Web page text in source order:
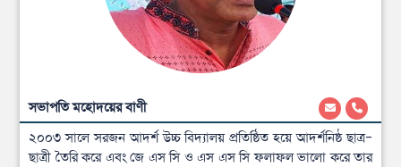
সভাপতি মহোদয়ের বাণী
২০০৩ সালে সরজন আদর্শ উচ্চ বিদ্যালয় প্রতিষ্ঠিত হয়ে আদর্শনিষ্ঠ ছাত্র-
ছাত্রী তৈরি করে‎ এবং জে এস সি ও এস এস ‎সি ফলাফল ভালো করে তার